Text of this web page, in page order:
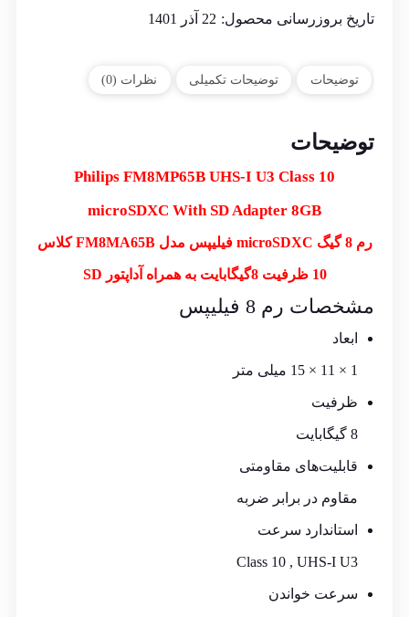
تاریخ بروزرسانی محصول: 22 آذر 1401
توضیحات توضیحات تکمیلی نظرات (0)
توضیحات
Philips FM8MP65B UHS-I U3 Class 10
microSDXC With SD Adapter 8GB
رم 8 گیگ microSDXC فیلیپس مدل FM8MA65B کلاس
10 ظرفیت 8گیگابایت به همراه آداپتور SD
مشخصات رم 8 فیلیپس
ابعاد
1 × 11 × 15 میلی متر
ظرفیت
8 گیگابایت
قابلیت‌های مقاومتی
مقاوم در برابر ضربه
استاندارد سرعت
Class 10 , UHS-I U3
سرعت خواندن